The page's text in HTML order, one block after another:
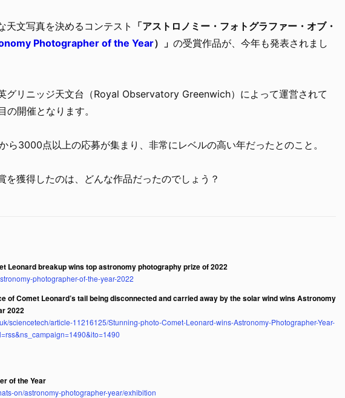
天文写真を決めるコンテスト
「アストロノミー・フォトグラファー・オブ・
Photographer of the Year）」 の受賞作品が、今年も発表されまし
グリニッジ天文台（Royal Observatory Greenwich）によって運営されて
の開催となります。
ら3000点以上の応募が集まり、非常にレベルの高い年だったとのこと。
を獲得したのは、どんな作品だったのでしょう？
Leonard breakup wins top astronomy photography prize of 2022
photographer-of-the-year-2022
of Comet Leonard’s tail being disconnected and carried away by the solar wind wins Astronomy
2022
sciencetech/article-11216125/Stunning-photo-Comet-Leonard-wins-Astronomy-Photographer-Year-
of the Year
on/astronomy-photographer-year/exhibition